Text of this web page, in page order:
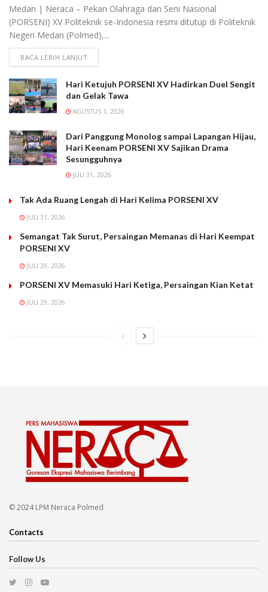
Medan | Neraca – Pekan Olahraga dan Seni Nasional
(PORSENI) XV Politeknik se-Indonesia resmi ditutup di Politeknik
Negeri Medan (Polmed),...
BACA LEBIH LANJUT
Hari Ketujuh PORSENI XV Hadirkan Duel Sengit
dan Gelak Tawa
AGUSTUS 1, 2026
Dari Panggung Monolog sampai Lapangan Hijau,
Hari Keenam PORSENI XV Sajikan Drama
Sesungguhnya
JULI 31, 2026
Tak Ada Ruang Lengah di Hari Kelima PORSENI XV
JULI 31, 2026
Semangat Tak Surut, Persaingan Memanas di Hari Keempat
PORSENI XV
JULI 29, 2026
PORSENI XV Memasuki Hari Ketiga, Persaingan Kian Ketat
JULI 29, 2026
© 2024 LPM Neraca Polmed
Contacts
Follow Us